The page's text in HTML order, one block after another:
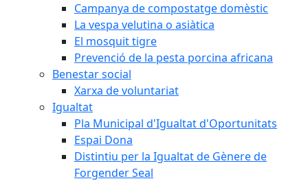
Campanya de compostatge domèstic
La vespa velutina o asiàtica
El mosquit tigre
Prevenció de la pesta porcina africana
Benestar social
Xarxa de voluntariat
Igualtat
Pla Municipal d'Igualtat d'Oportunitats
Espai Dona
Distintiu per la Igualtat de Gènere de
Forgender Seal